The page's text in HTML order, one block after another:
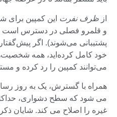
از ظرف نفرت این کمپین
و قلمرو فصلی در دسترس است
پشتیبانی می‌شوند). اگر
خود کامل کرده‌اید، همه
می‌توانند کمپین را رد کرده و
همراه با گسترش، یک به روز
می شود که سطح دشواری،
غیره را اصلاح می کند. شایان